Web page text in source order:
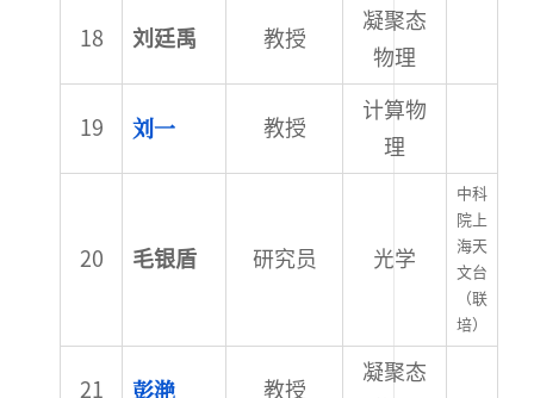
刘廷禹 教授
凝聚态
物理
刘一 教授
计算物
理
毛银盾 研究员 光学
中科
院上
海天
文台
（联
培）
彭滟 教授
凝聚态